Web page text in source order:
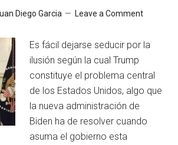
Diego Garcia Leave a Comment
Es fácil dejarse seducir por la
ilusión según la cual Trump
constituye el problema central
de los Estados Unidos, algo que
la nueva administración de
Biden ha de resolver cuando
asuma el gobierno esta